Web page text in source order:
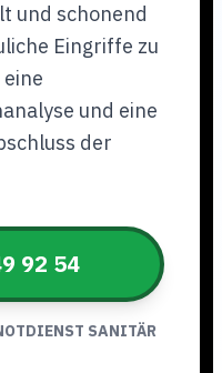
und schonend
Eingriffe zu
und eine
der
92 54
SANITÄR